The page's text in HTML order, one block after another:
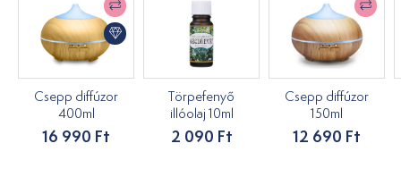
Csepp diffúzor
400ml
16 990 Ft
Törpefenyő
illóolaj 10ml
2 090 Ft
Csepp diffúzor
150ml
12 690 Ft